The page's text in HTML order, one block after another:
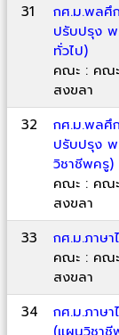
31
กศ.ม.พลศึ
ปรับปรุง
ทั่วไป)
คณะ : คณ
สงขลา
32
กศ.ม.พลศึ
ปรับปรุง
วิชาชีพครู)
คณะ : คณ
สงขลา
33
กศ.ม.ภาษ
คณะ : คณ
สงขลา
34
กศ.ม.ภาษ